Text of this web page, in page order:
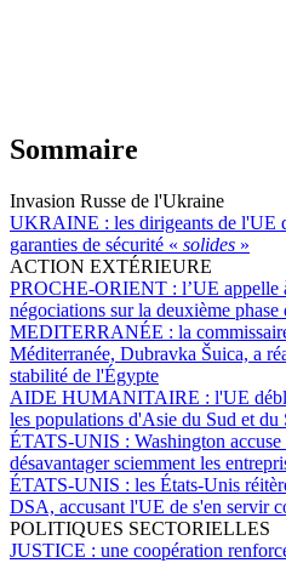
Sommaire
Invasion Russe de l'Ukraine
UKRAINE : les dirigeants de l'UE
garanties de sécurité « solides »
ACTION EXTÉRIEURE
PROCHE-ORIENT : l’UE appelle
négociations sur la deuxième phase
MEDITERRANÉE : la
Méditerranée, Dubravka Šuica, a
stabilité de l'Égypte
AIDE HUMANITAIRE : l'UE
les populations d'Asie du Sud et du
ÉTATS-UNIS : Washington
désavantager sciemment les
ÉTATS-UNIS : les États-Unis
DSA, accusant l'UE de s'en servir
POLITIQUES SECTORIELLES
JUSTICE : une coopération